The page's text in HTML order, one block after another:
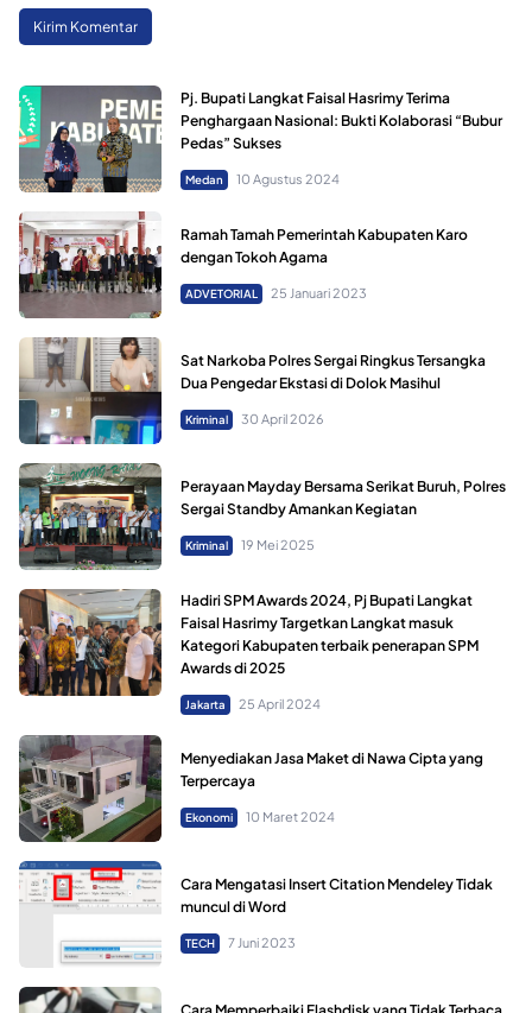
Pj. Bupati Langkat Faisal Hasrimy Terima
Penghargaan Nasional: Bukti Kolaborasi “Bubur
Pedas” Sukses
Medan 10 Agustus 2024
Ramah Tamah Pemerintah Kabupaten Karo
dengan Tokoh Agama
ADVETORIAL 25 Januari 2023
Sat Narkoba Polres Sergai Ringkus Tersangka
Dua Pengedar Ekstasi di Dolok Masihul
Kriminal 30 April 2026
Perayaan Mayday Bersama Serikat Buruh, Polres
Sergai Standby Amankan Kegiatan
Kriminal 19 Mei 2025
Hadiri SPM Awards 2024, Pj Bupati Langkat
Faisal Hasrimy Targetkan Langkat masuk
Kategori Kabupaten terbaik penerapan SPM
Awards di 2025
Jakarta 25 April 2024
Menyediakan Jasa Maket di Nawa Cipta yang
Terpercaya
Ekonomi 10 Maret 2024
Cara Mengatasi Insert Citation Mendeley Tidak
muncul di Word
TECH 7 Juni 2023